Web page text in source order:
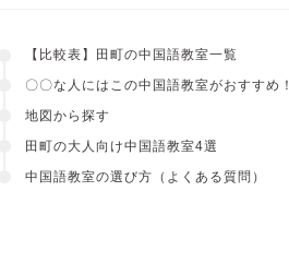
【比較表】田町の中国語教室一覧
〇〇な人にはこの中国語教室がおすすめ！
地図から探す
田町の大人向け中国語教室4選
中国語教室の選び方（よくある質問）